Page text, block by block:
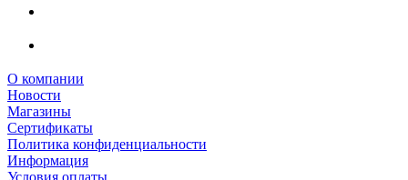
О компании
Новости
Магазины
Сертификаты
Политика конфиденциальности
Информация
Условия оплаты